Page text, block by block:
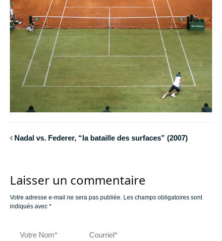
Nadal vs. Federer, “la bataille des surfaces” (2007)
Laisser un commentaire
Votre adresse e-mail ne sera pas publiée. Les champs obligatoires sont
indiqués avec *